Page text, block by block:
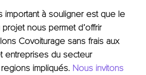
important à souligner est que le
nous permet d’offrir
Covoiturage sans frais aux
entreprises du secteur
impliqués. Nous invitons